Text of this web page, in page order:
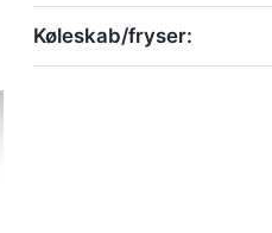
Køleskab/fryser: